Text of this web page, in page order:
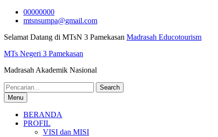
Skip
00000000
mtsnsumpa@gmail.com
Selamat Datang di MTsN 3 Pamekasan Madrasah Educotourism
MTs Negeri 3 Pamekasan
Madrasah Akademik Nasional
Search
for:Menu
BERANDA
PROFIL
VISI dan MISI